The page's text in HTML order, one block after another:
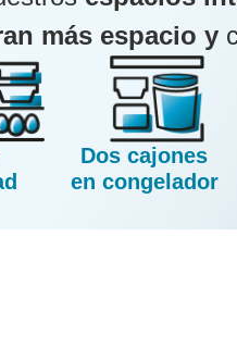
más espacio y
Dos cajones
en congelador